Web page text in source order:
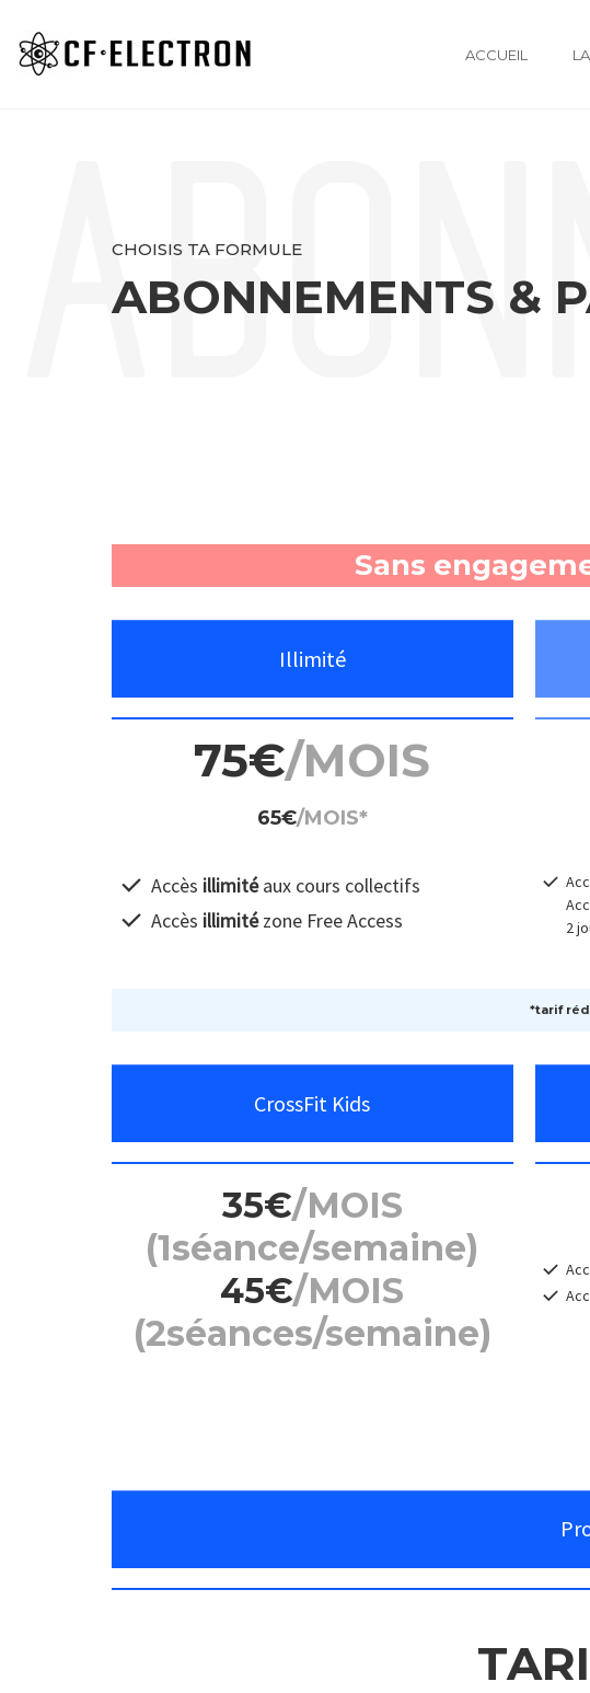
ACCUEIL
CHOISIS TA FORMULE
ABONNEMENTS &
Sans
Illimité
75€/MOIS
65€/MOIS*
Accès illimitéaux cours collectifs
Accès illimitézone Free Access
2
*tarif
CrossFit Kids
35€/MOIS
(1séance/semaine)
45€/MOIS
(2séances/semaine)